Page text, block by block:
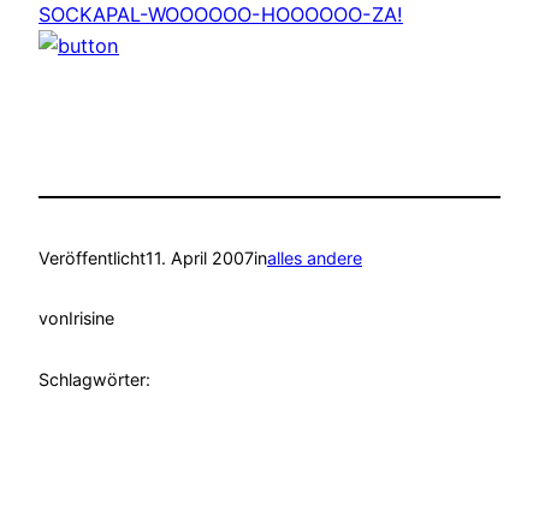
SOCKAPAL-WOOOOOO-HOOOOOO-ZA!
Veröffentlicht11. April 2007inalles andere
vonIrisine
Schlagwörter: